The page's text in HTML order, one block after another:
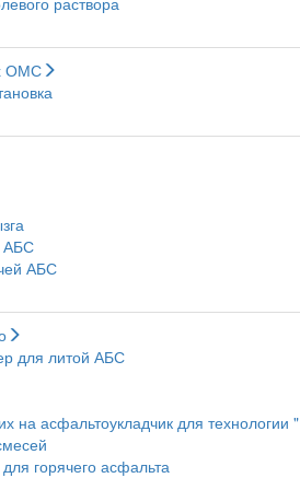
ОМС
АБС
АБС
для литой АБС
на асфальтоукладчик для технологии
горячего асфальта